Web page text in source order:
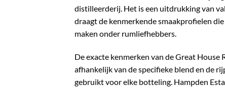
distilleerderij. Het is een uitdrukking van
draagt de kenmerkende smaakprofielen
maken onder rumliefhebbers.
De exacte kenmerken van de Great House
afhankelijk van de specifieke blend en de
gebruikt voor elke botteling. Hampden